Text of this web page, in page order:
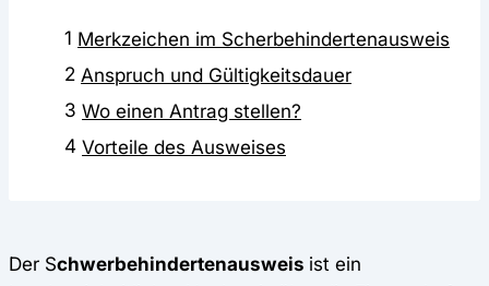
1 Merkzeichen im Scherbehindertenausweis
2 Anspruch und Gültigkeitsdauer
3 Wo einen Antrag stellen?
4 Vorteile des Ausweises
Der Schwerbehindertenausweis ist ein